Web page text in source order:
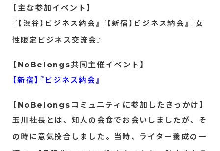
【主な参加イベント】
『【渋谷】ビジネス納会』『【新宿】ビジネス納会』『女
性限定ビジネス交流会』
【NoBelongs共同主催イベント】
【新宿】『ビジネス納会』
【NoBelongsコミュニティに参加したきっかけ】
玉川社長とは、知人の会食でお会いしましたが、そ
の時に意気投合しました。当時、ライター養成の一